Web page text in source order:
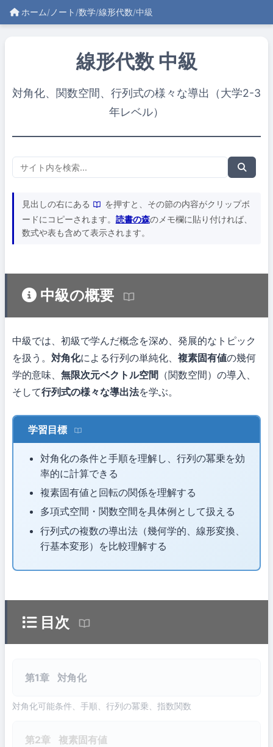
ホーム/ ノート /数学/線形代数/中級
線形代数 中級
対角化、関数空間、行列式の様々な導出（大学2-3
年レベル）
見出しの右にある
を押すと、その節の内容がクリップボ
ードにコピーされます。 読書の森のメモ欄に貼り付ければ、
数式や表も含めて表示されます。
中級の概要
中級では、初級で学んだ概念を深め、発展的なトピック
を扱う。 対角化による行列の単純化、 複素固有値の幾何
学的意味、 無限次元ベクトル空間 （関数空間）の導入、
そして行列式の様々な導出法を学ぶ。
学習目標
対角化の条件と手順を理解し、行列の冪乗を効
率的に計算できる
複素固有値と回転の関係を理解する
多項式空間・関数空間を具体例として扱える
行列式の複数の導出法（幾何学的、線形変換、
行基本変形）を比較理解する
目次
第1章 対角化
対角化可能条件、手順、行列の冪乗、指数関数
第2章 複素固有値